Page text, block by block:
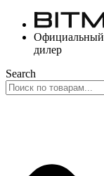
Перейти
содержимому
Официальный
дилер
Search